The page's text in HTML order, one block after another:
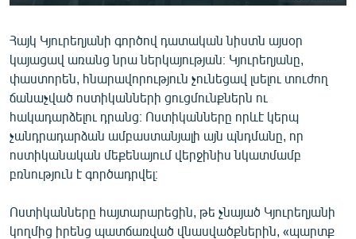
ՏՏ ԵՒ ԻՆՏԵՐՆԵՏ
ԿՈՐՈՆԱՎԻՐՈՒՍ
ԱՐԽԻՎ
ՏԵՍԱՆՅՈՒԹԵՐ
ԲԱՆԱՎԵՃ
ՁԳՏԵԼՈՎ ԼԱՎԱԳՈՒՅՆԻՆ
ՓՈԴՔԱՍԹ
Հայերեն
Հայկ Կյուրեղյանի գործով դատական նիստն այսօր
կայացավ առանց նրա ներկայության։ Կյուրեղյանը,
փաստորեն, հնարավորություն չունեցավ լսելու տուժող
ճանաչված ոստիկանների ցուցմունքներն ու
հակադարձելու դրանց։ Ոստիկանները որևէ կերպ
չանդրադարձան ամբաստանյալի այն պնդմանը, որ
ոստիկանական մեքենայում վերջինիս նկատմամբ
բռնություն է գործադրվել։
Ոստիկանները հայտարարեցին, թե չնայած Կյուրեղյանի
կողմից իրենց պատճառված վնասվածքներին, «պարտք